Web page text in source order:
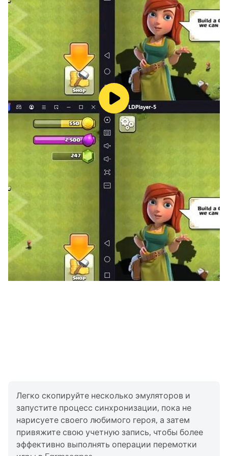
https://plrx.me/0WwGouxPM1
Политика конфиденциальности:
https://playrix.com/privacy/index_ru.html
Пользовательское Соглашение:
https://playrix.com/terms/index_ru.html
Легко скопируйте несколько эмуляторов и
запустите процесс синхронизации, пока не
нарисуете своего любимого героя, а затем
привяжите свою учетную запись, чтобы более
эффективно выполнять операции перемотки